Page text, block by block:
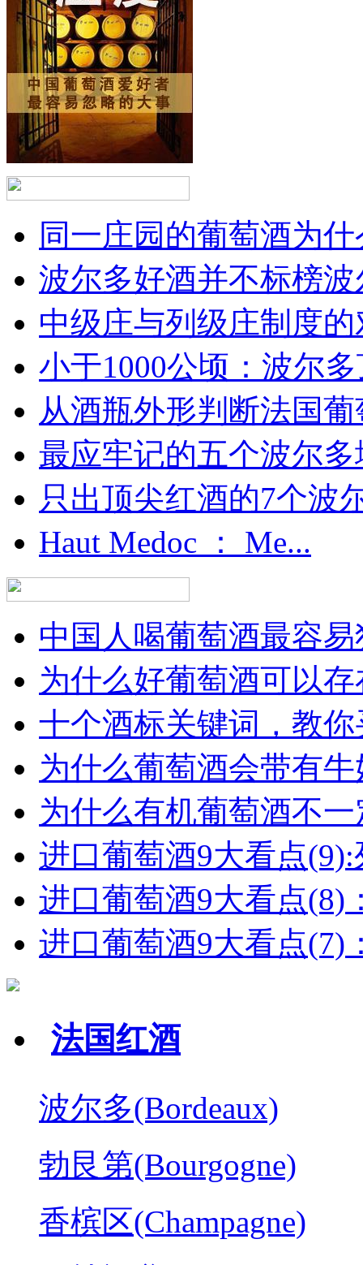
同一庄园的葡萄酒为
波尔多好酒并不标榜
中级庄与列级庄制度
小于1000公顷：波尔
从酒瓶外形判断法国
最应牢记的五个波尔多
只出顶尖红酒的7个波
Haut Medoc ： Me...
中国人喝葡萄酒最容
为什么好葡萄酒可以
十个酒标关键词，教
为什么葡萄酒会带有
为什么有机葡萄酒不
进口葡萄酒9大看点(9):
进口葡萄酒9大看点(8)
进口葡萄酒9大看点(7)
法国红酒
波尔多(Bordeaux)
勃艮第(Bourgogne)
香槟区(Champagne)